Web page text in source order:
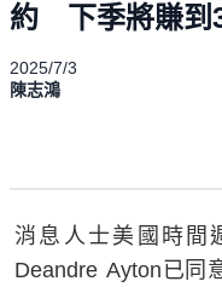
約 下季將賺到
2025/7/3
陳志鴻
消息人士美國時間
Deandre Ayton已同